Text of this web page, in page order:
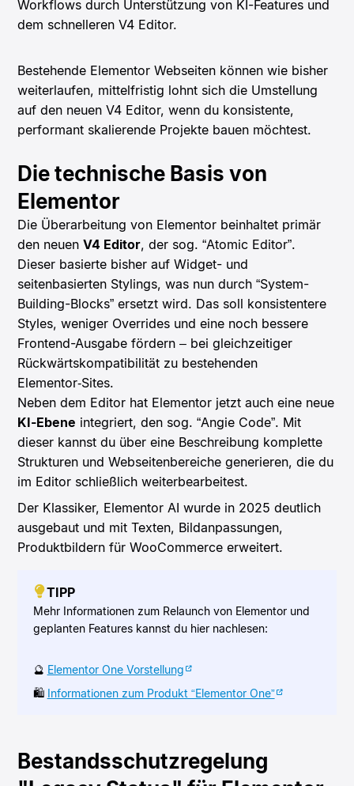
Workflows durch Unterstützung von KI-Features und
dem schnelleren V4 Editor.
Bestehende Elementor Webseiten können wie bisher
weiterlaufen, mittelfristig lohnt sich die Umstellung
auf den neuen V4 Editor, wenn du konsistente,
performant skalierende Projekte bauen möchtest.
Die technische Basis von
Elementor
Die Überarbeitung von Elementor beinhaltet primär
den neuenV4 Editor, der sog. “Atomic Editor”.
Dieser basierte bisher auf Widget- und
seitenbasierten Stylings, was nun durch “System-
Building-Blocks” ersetzt wird. Das soll konsistentere
Styles, weniger Overrides und eine noch bessere
Frontend-Ausgabe fördern – bei gleichzeitiger
Rückwärtskompatibilität zu bestehenden
Elementor‑Sites.
Neben dem Editor hat Elementor jetzt auch eine neue
KI-Ebene integriert, den sog. “Angie Code”. Mit
dieser kannst du über eine Beschreibung komplette
Strukturen und Webseitenbereiche generieren, die du
im Editor schließlich weiterbearbeitest.
Der Klassiker, Elementor AI wurde in 2025 deutlich
ausgebaut und mit Texten, Bildanpassungen,
Produktbildern für WooCommerce erweitert.
TIPP
Mehr Informationen zum Relaunch von Elementor und
geplanten Features kannst du hier nachlesen:
🔮 Elementor One Vorstellung
🛍️ Informationen zum Produkt “Elementor One”
Bestandsschutzregelung